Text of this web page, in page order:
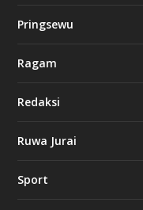
Pringsewu
Ragam
Redaksi
Ruwa Jurai
Sport